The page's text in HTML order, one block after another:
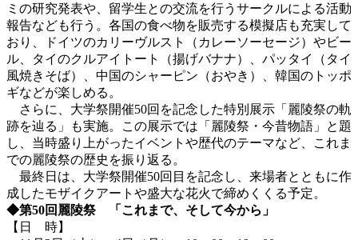
ミの研究発表や、留学生との交流を行うサークルによる活動
報告なども行う。各国の食べ物を販売する模擬店も充実して
おり、ドイツのカリーヴルスト（カレーソーセージ）やビー
ル、タイのクルアイトート（揚げバナナ）、パッタイ（タイ
風焼きそば）、中国のシャーピン（おやき）、韓国のトッポ
ギなどが楽しめる。
さらに、大学祭開催50回を記念した特別展示「麗陵祭の軌
跡を辿る」も実施。この展示では「麗陵祭・今昔物語」と題
し、当時盛り上がったイベントや歴代のテーマなど、これま
での麗陵祭の歴史を振り返る。
最終日は、大学祭開催50回目を記念し、来場者とともに作
成したモザイクアートや盛大な花火で締めくくる予定。
◆第50回麗陵祭 「これまで、そして今から」
【日 時】